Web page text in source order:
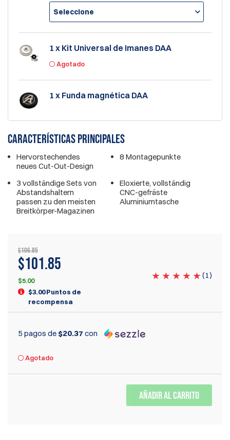
Seleccione
1 x Kit Universal de Imanes DAA
Agotado
1 x Funda magnética DAA
Características principales
Hervorstechendes
neues Cut-Out-Design
8 Montagepunkte
3 vollständige Sets von
Abstandshaltern
passen zu den meisten
Breitkörper-Magazinen
Eloxierte, vollständig
CNC-gefräste
Aluminiumtasche
$106.85
$101.85
$5.00
$3.00 Puntos de
recompensa
(1)
5 pagos de $20.37 con
Agotado
AÑADIR AL CARRITO